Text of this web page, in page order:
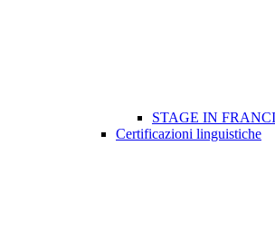
STAGE IN
Certificazioni linguistiche